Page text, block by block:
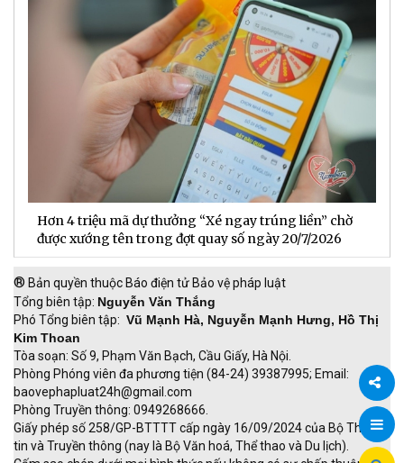
Chia
Hơn 4 triệu mã dự thưởng “Xé ngay trúng liền” chờ
được xướng tên trong đợt quay số ngày 20/7/2026
® Bản quyền thuộc Báo điện tử Bảo vệ pháp luật
Tổng biên tập: Nguyễn Văn Thắng
Phó Tổng biên tập: Vũ Mạnh Hà, Nguyễn Mạnh Hưng, Hồ Thị
Kim Thoan
Tòa soạn: Số 9, Phạm Văn Bạch, Cầu Giấy, Hà Nội.
Phòng Phóng viên đa phương tiện (84-24) 39387995; Email:
baovephapluat24h@gmail.com
Phòng Truyền thông: 0949268666.
Giấy phép số 258/GP-BTTTT cấp ngày 16/09/2024 của Bộ Thông
tin và Truyền thông (nay là Bộ Văn hoá, Thể thao và Du lịch).